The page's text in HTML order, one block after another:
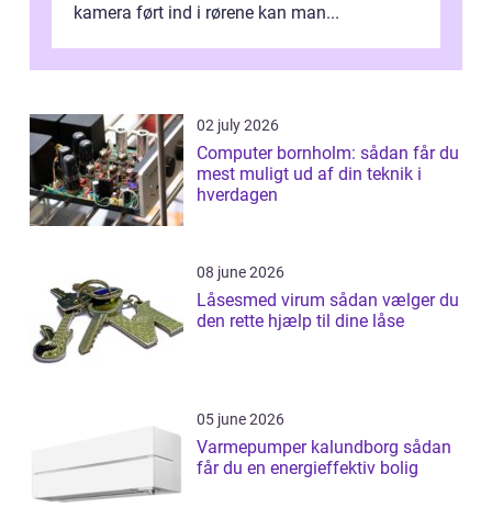
kamera ført ind i rørene kan man...
02 july 2026
Computer bornholm: sådan får du
mest muligt ud af din teknik i
hverdagen
08 june 2026
Låsesmed virum sådan vælger du
den rette hjælp til dine låse
05 june 2026
Varmepumper kalundborg sådan
får du en energieffektiv bolig